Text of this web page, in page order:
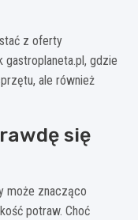
z oferty
gdzie
ale również
się
może znacząco
potraw. Choć